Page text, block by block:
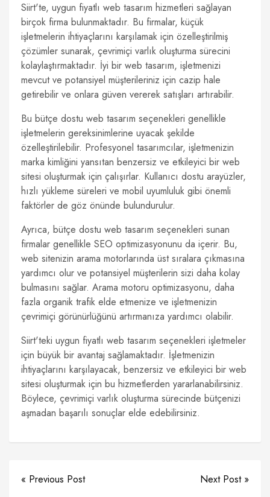
Siirt'te, uygun fiyatlı web tasarım hizmetleri sağlayan
birçok firma bulunmaktadır. Bu firmalar, küçük
işletmelerin ihtiyaçlarını karşılamak için özelleştirilmiş
çözümler sunarak, çevrimiçi varlık oluşturma sürecini
kolaylaştırmaktadır. İyi bir web tasarım, işletmenizi
mevcut ve potansiyel müşterileriniz için cazip hale
getirebilir ve onlara güven vererek satışları artırabilir.
Bu bütçe dostu web tasarım seçenekleri genellikle
işletmelerin gereksinimlerine uyacak şekilde
özelleştirilebilir. Profesyonel tasarımcılar, işletmenizin
marka kimliğini yansıtan benzersiz ve etkileyici bir web
sitesi oluşturmak için çalışırlar. Kullanıcı dostu arayüzler,
hızlı yükleme süreleri ve mobil uyumluluk gibi önemli
faktörler de göz önünde bulundurulur.
Ayrıca, bütçe dostu web tasarım seçenekleri sunan
firmalar genellikle SEO optimizasyonunu da içerir. Bu,
web sitenizin arama motorlarında üst sıralara çıkmasına
yardımcı olur ve potansiyel müşterilerin sizi daha kolay
bulmasını sağlar. Arama motoru optimizasyonu, daha
fazla organik trafik elde etmenize ve işletmenizin
çevrimiçi görünürlüğünü artırmanıza yardımcı olabilir.
Siirt'teki uygun fiyatlı web tasarım seçenekleri işletmeler
için büyük bir avantaj sağlamaktadır. İşletmenizin
ihtiyaçlarını karşılayacak, benzersiz ve etkileyici bir web
sitesi oluşturmak için bu hizmetlerden yararlanabilirsiniz.
Böylece, çevrimiçi varlık oluşturma sürecinde bütçenizi
aşmadan başarılı sonuçlar elde edebilirsiniz.
« Previous Post Next Post »